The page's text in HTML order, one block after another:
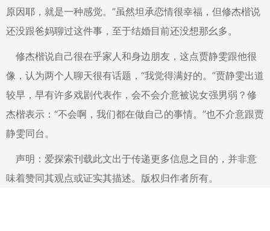
原因耶，就是一种感觉。”虽然坦承恋情很幸福，但修杰楷说
还没跟爸妈聊过这件事，至于结婚目前还没想那幺多。
修杰楷说自己很在乎家人和身边朋友，这点贾静雯跟他很
像，认为两个人聊天很有话题，“我觉得满好的。”贾静雯出道
较早，早有许多戏剧代表作，会不会介意被说女强男弱？修
杰楷表示：“不会啊，我们都在做自己的事情。”也不介意跟贾
静雯同台。
声明：爱探索刊载此文出于传递更多信息之目的，并非意
味着赞同其观点或证实其描述。版权归作者所有。